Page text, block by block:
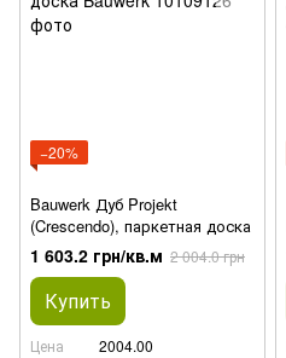
−20%
Bauwerk Дуб Projekt
(Crescendo), паркетная доска
1 603.2 грн/кв.м 2 004.0 грн
Купить
Цена
2004.00